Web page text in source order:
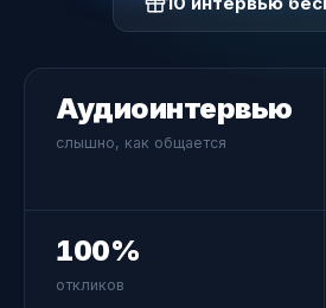
Аудиоинтервью
слышно, как общается
100%
откликов